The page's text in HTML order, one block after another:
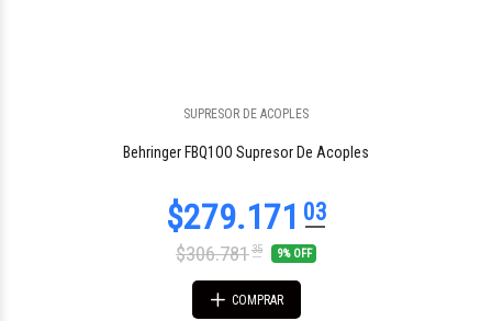
SUPRESOR DE ACOPLES
Behringer FBQ1OO Supresor De Acoples
$306.78135 9% OFF
COMPRAR